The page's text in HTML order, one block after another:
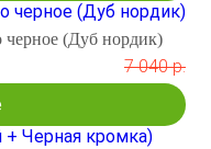
(Дуб нордик)
7 040 р.